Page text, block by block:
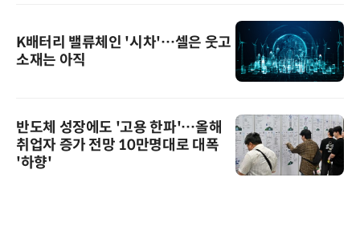
K배터리 밸류체인 '시차'…셀은 웃고
소재는 아직
반도체 성장에도 '고용 한파'…올해
취업자 증가 전망 10만명대로 대폭
'하향'